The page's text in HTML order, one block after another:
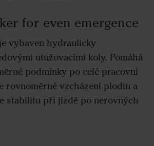
for even emergence
vybaven hydraulicky
utužovacími koly. Pomáhá
podmínky po celé pracovní
rovnoměrné vzcházení plodin a
stabilitu při jízdě po nerovných